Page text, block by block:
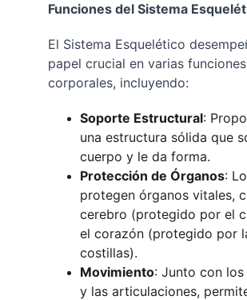
Funciones del Sistema
El Sistema Esquelético
papel crucial en varias funciones
corporales, incluyendo:
Soporte Estructural:
una estructura sólida que
cuerpo y le da forma.
Protección de Órganos:
protegen órganos vitales,
cerebro (protegido por el
el corazón (protegido por
costillas).
Movimiento: Junto con
y las articulaciones,